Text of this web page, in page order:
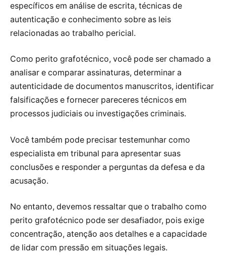
específicos em análise de escrita, técnicas de
autenticação e conhecimento sobre as leis
relacionadas ao trabalho pericial.
Como perito grafotécnico, você pode ser chamado a
analisar e comparar assinaturas, determinar a
autenticidade de documentos manuscritos, identificar
falsificações e fornecer pareceres técnicos em
processos judiciais ou investigações criminais.
Você também pode precisar testemunhar como
especialista em tribunal para apresentar suas
conclusões e responder a perguntas da defesa e da
acusação.
No entanto, devemos ressaltar que o trabalho como
perito grafotécnico pode ser desafiador, pois exige
concentração, atenção aos detalhes e a capacidade
de lidar com pressão em situações legais.